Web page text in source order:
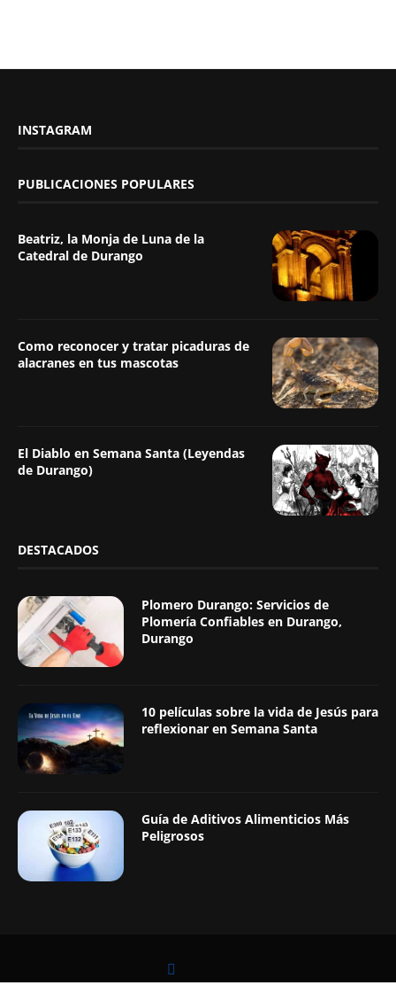
INSTAGRAM
PUBLICACIONES POPULARES
Beatriz, la Monja de Luna de la
Catedral de Durango
Como reconocer y tratar picaduras de
alacranes en tus mascotas
El Diablo en Semana Santa (Leyendas
de Durango)
DESTACADOS
Plomero Durango: Servicios de
Plomería Confiables en Durango,
Durango
10 películas sobre la vida de Jesús para
reflexionar en Semana Santa
Guía de Aditivos Alimenticios Más
Peligrosos